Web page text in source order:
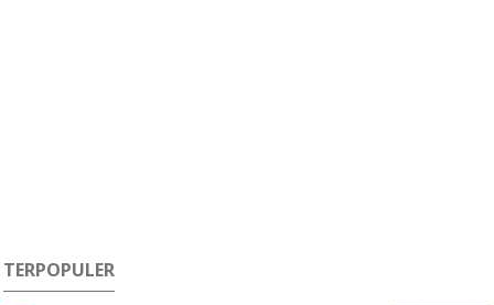
TERPOPULER